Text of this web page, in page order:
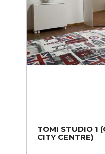
TOMI STUDIO 1
CITY CENTRE)